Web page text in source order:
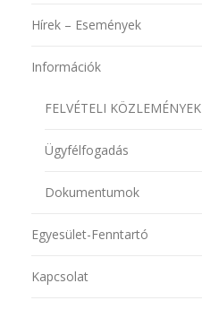
Hírek – Események
Információk
FELVÉTELI KÖZLEMÉNYEK
Ügyfélfogadás
Dokumentumok
Egyesület-Fenntartó
Kapcsolat